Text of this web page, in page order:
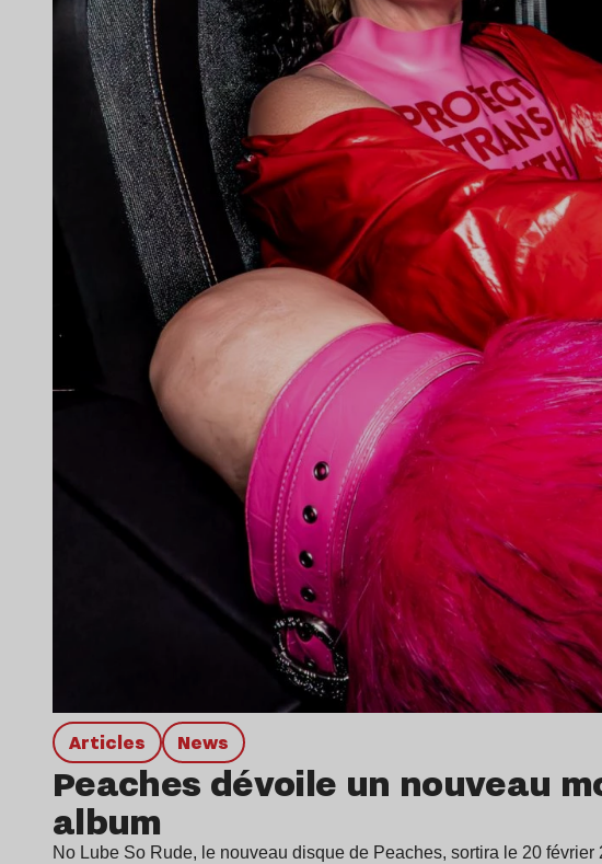
Articles news
Peaches dévoile un nouveau
album
No Lube So Rude, le nouveau disque de Peaches, sortira le 20